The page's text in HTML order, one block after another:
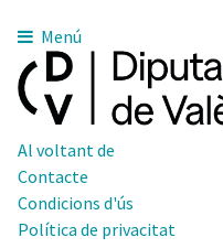
Menú
Al voltant de
Contacte
Condicions d'ús
Política de privacitat